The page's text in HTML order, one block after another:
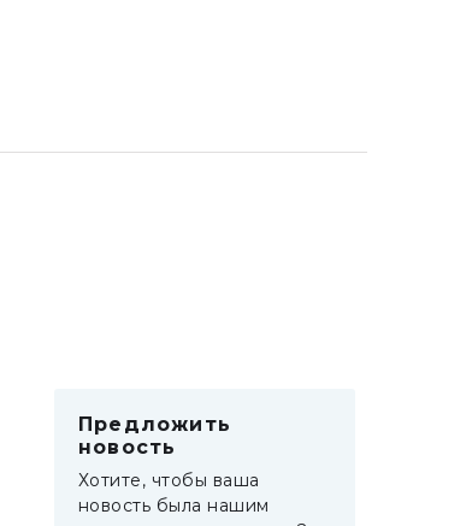
Предложить
новость
Хотите, чтобы ваша
новость была нашим